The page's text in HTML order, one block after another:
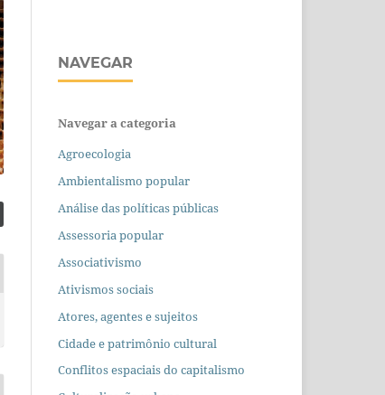
NAVEGAR
Navegar a categoria
Agroecologia
Ambientalismo popular
Análise das políticas públicas
Assessoria popular
Associativismo
Ativismos sociais
Atores, agentes e sujeitos
Cidade e patrimônio cultural
Conflitos espaciais do capitalismo